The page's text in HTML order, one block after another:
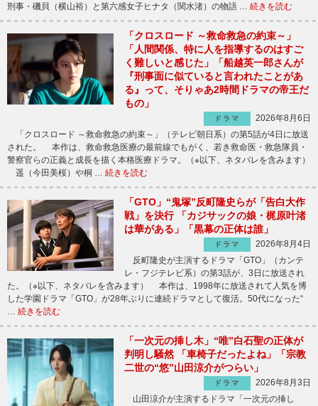
刑事・磯貝（横山裕）と第六感女子ヒナタ（関水渚）の物語 … 続きを読む
「クロスロード ～救命救急の約束～」
「人間関係、特に人を指導するのはすご
く難しいと感じた」「船越英一郎さんが
『刑事面に似ていると言われたことがあ
る』って、そりゃあ2時間ドラマの帝王だ
もの」
ドラマ
2026年8月6日
「クロスロード ～救命救急の約束～」（テレビ朝日系）の第5話が4日に放送
された。 本作は、救命救急医療の最前線でもがく、若き救命医・救急隊員・
警察官らの正義と成長を描く本格医療ドラマ。（※以下、ネタバレを含みます）
遥（今田美桜）や桐 … 続きを読む
「GTO」“鬼塚”反町隆史らが「告白大作
戦」を決行 「カジサックの娘・梶原叶渚
は華がある」「黒幕の正体は誰」
ドラマ
2026年8月4日
反町隆史が主演するドラマ「GTO」（カンテ
レ・フジテレビ系）の第3話が、3日に放送され
た。（※以下、ネタバレを含みます） 本作は、1998年に放送されて人気を博
した学園ドラマ「GTO」が28年ぶりに連続ドラマとして復活。50代になった“
続きを読む
「一次元の挿し木」“唯”白石聖の正体が
判明し騒然 「車椅子だったよね」「宗教
二世の“悠”山田涼介がつらい」
ドラマ
2026年8月3日
山田涼介が主演するドラマ「一次元の挿し